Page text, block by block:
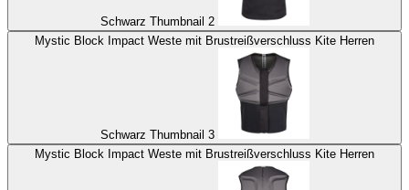
Schwarz Thumbnail 2
Mystic Block Impact Weste mit Brustreißverschluss Kite Herren
Schwarz Thumbnail 3
Mystic Block Impact Weste mit Brustreißverschluss Kite Herren